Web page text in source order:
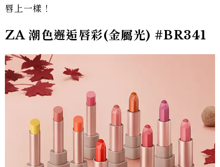
唇上一樣！
ZA 潮色邂逅唇彩(金屬光) #BR341